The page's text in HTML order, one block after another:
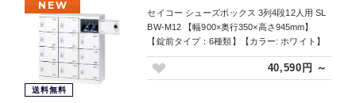
NEW
送料無料
セイコー シューズボックス 3列4段12人用 SL
BW-M12 【幅900×奥行350×高さ945mm】
【錠前タイプ：6種類】【カラー: ホワイト】
40,590円 ～